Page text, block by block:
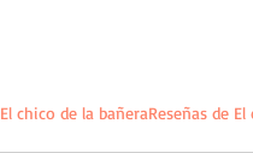
El chico de la bañeraReseñas de